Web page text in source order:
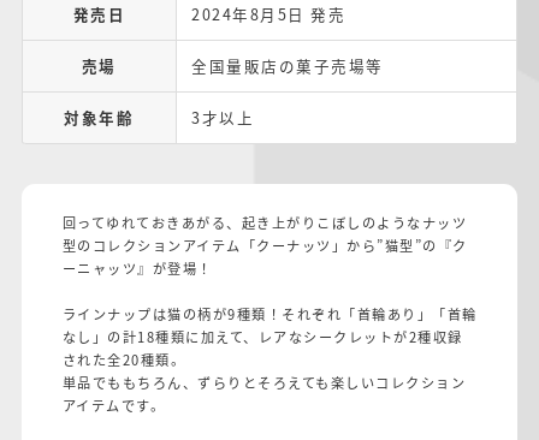
発売日 2024年8月5日 発売
売場 全国量販店の菓子売場等
対象年齢 3才以上
回ってゆれておきあがる、起き上がりこぼしのようなナッツ
型のコレクションアイテム「クーナッツ」から”猫型”の『ク
ーニャッツ』が登場！
ラインナップは猫の柄が9種類！それぞれ「首輪あり」「首輪
なし」の計18種類に加えて、レアなシークレットが2種収録
された全20種類。
単品でももちろん、ずらりとそろえても楽しいコレクション
アイテムです。